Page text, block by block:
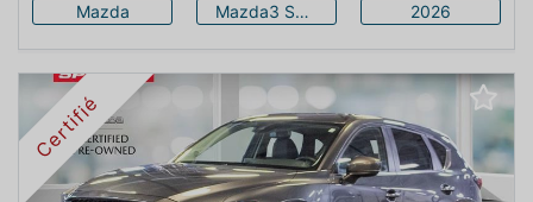
Mazda Mazda3 Sport 2026
Certifié